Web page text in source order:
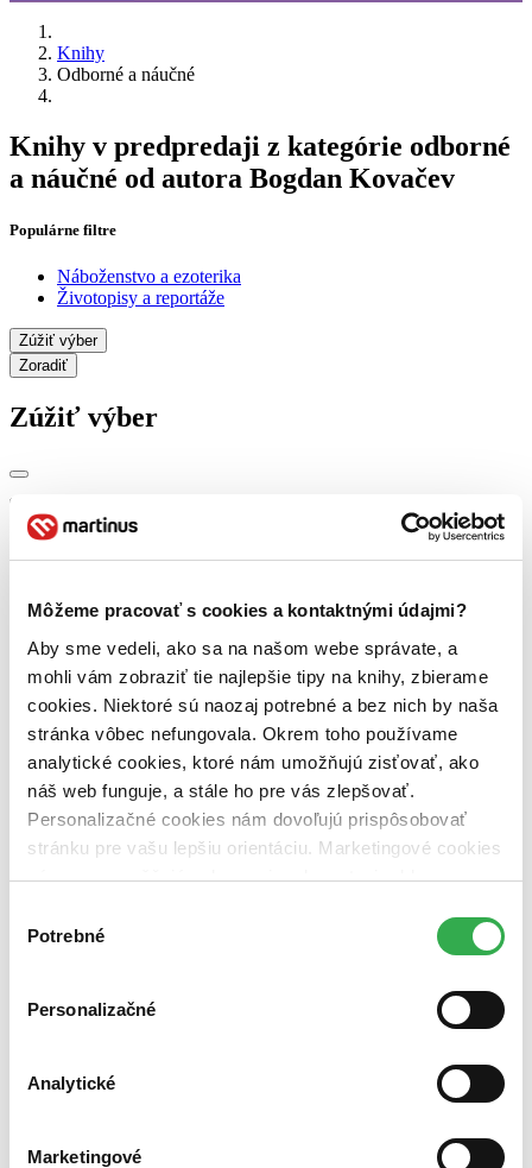
Môžeme pracovať s cookies a kontaktnými údajmi?
Aby sme vedeli, ako sa na našom webe správate, a
mohli vám zobraziť tie najlepšie tipy na knihy, zbierame
cookies. Niektoré sú naozaj potrebné a bez nich by naša
stránka vôbec nefungovala. Okrem toho používame
analytické cookies, ktoré nám umožňujú zisťovať, ako
náš web funguje, a stále ho pre vás zlepšovať.
Personalizačné cookies nám dovoľujú prispôsobovať
stránku pre vašu lepšiu orientáciu. Marketingové cookies
nám zas umožňujú zobrazenie relevantnej reklamy.
nám pomohlo, keby sme mohli používať všetky tieto
súhlasu
Potrebné
Personalizačné
Analytické
Marketingové
Knihy
Odborné a náučné
Knihy v predpredaji z kategórie odborné
a náučné od autora Bogdan Kovačev
Populárne filtre
Náboženstvo a ezoterika
Životopisy a reportáže
Zúžiť výber
Zoradiť
Zúžiť výber
Zobraziť iba
novinky (0 titulov)
zľavnené tituly (0 titulov)zľavnené tituly
Dostupnosť
na centrálnom sklade (0 titulov)
na centrálnom sklade
predpredaj (0 titulov)predpredaj
pripravujeme (0 titulov)pripravujeme
dostupná (bez vypredaných) (0 titulov)dostupná (bez
Nové / čítané
nová (0 titulov)nová
čítaná (0 titulov) čítaná
čítaná - výborný stav
čítaná - mierne opotrebovaná (0 titulov)čítaná - mierne
opotrebovaná
vypredaných kníh
Zoradiť
Top hodnotené